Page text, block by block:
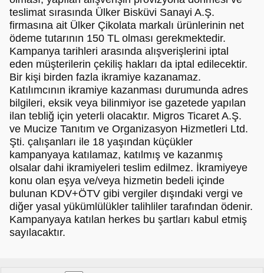
teslimat sırasında Ülker Bisküvi Sanayi A.Ş.
firmasına ait Ülker Çikolata markalı ürünlerinin net
ödeme tutarının 150 TL olması gerekmektedir.
Kampanya tarihleri arasında alışverişlerini iptal
eden müşterilerin çekiliş hakları da iptal edilecektir.
Bir kişi birden fazla ikramiye kazanamaz.
Katılımcının ikramiye kazanması durumunda adres
bilgileri, eksik veya bilinmiyor ise gazetede yapılan
ilan tebliğ için yeterli olacaktır. Migros Ticaret A.Ş.
ve Mucize Tanıtım ve Organizasyon Hizmetleri Ltd.
Şti. çalışanları ile 18 yaşından küçükler
kampanyaya katılamaz, katılmış ve kazanmış
olsalar dahi ikramiyeleri teslim edilmez. İkramiyeye
konu olan eşya ve/veya hizmetin bedeli içinde
bulunan KDV+ÖTV gibi vergiler dışındaki vergi ve
diğer yasal yükümlülükler talihliler tarafından ödenir.
Kampanyaya katılan herkes bu şartları kabul etmiş
sayılacaktır.